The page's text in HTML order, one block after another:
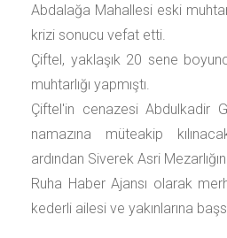
Abdalağa Mahallesi eski
krizi sonucu vefat etti.
Çiftel, yaklaşık 20 sene
muhtarlığı yapmıştı.
Çiftel'in cenazesi Abdulkadir
namazına müteakip
ardından Siverek Asri
Ruha Haber Ajansı olarak
kederli ailesi ve yakınlarına